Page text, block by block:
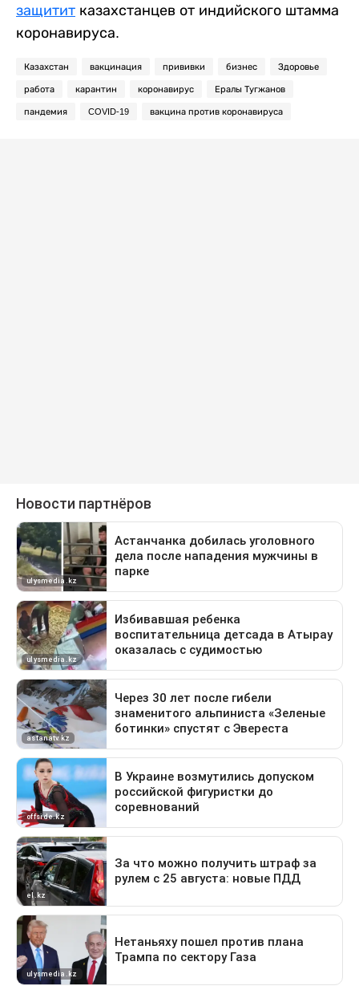
защитит казахстанцев от индийского штамма
коронавируса.
Казахстан вакцинация прививки бизнес Здоровье
работа карантин коронавирус Ералы Тугжанов
пандемия COVID-19 вакцина против коронавируса